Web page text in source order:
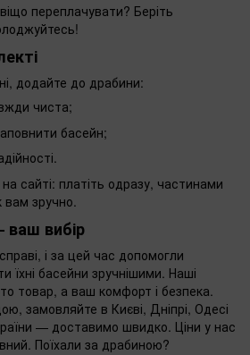
переплачувати? Беріть
додайте до драбини:
чиста;
басейн;
сайті: платіть одразу, частинами
зручно.
вибір
і за цей час допомогли
їхні басейни зручнішими. Наші
товар, а ваш комфорт і безпека.
замовляйте в Києві, Дніпрі, Одесі
— доставимо швидко. Ціни у нас
Поїхали за драбиною?